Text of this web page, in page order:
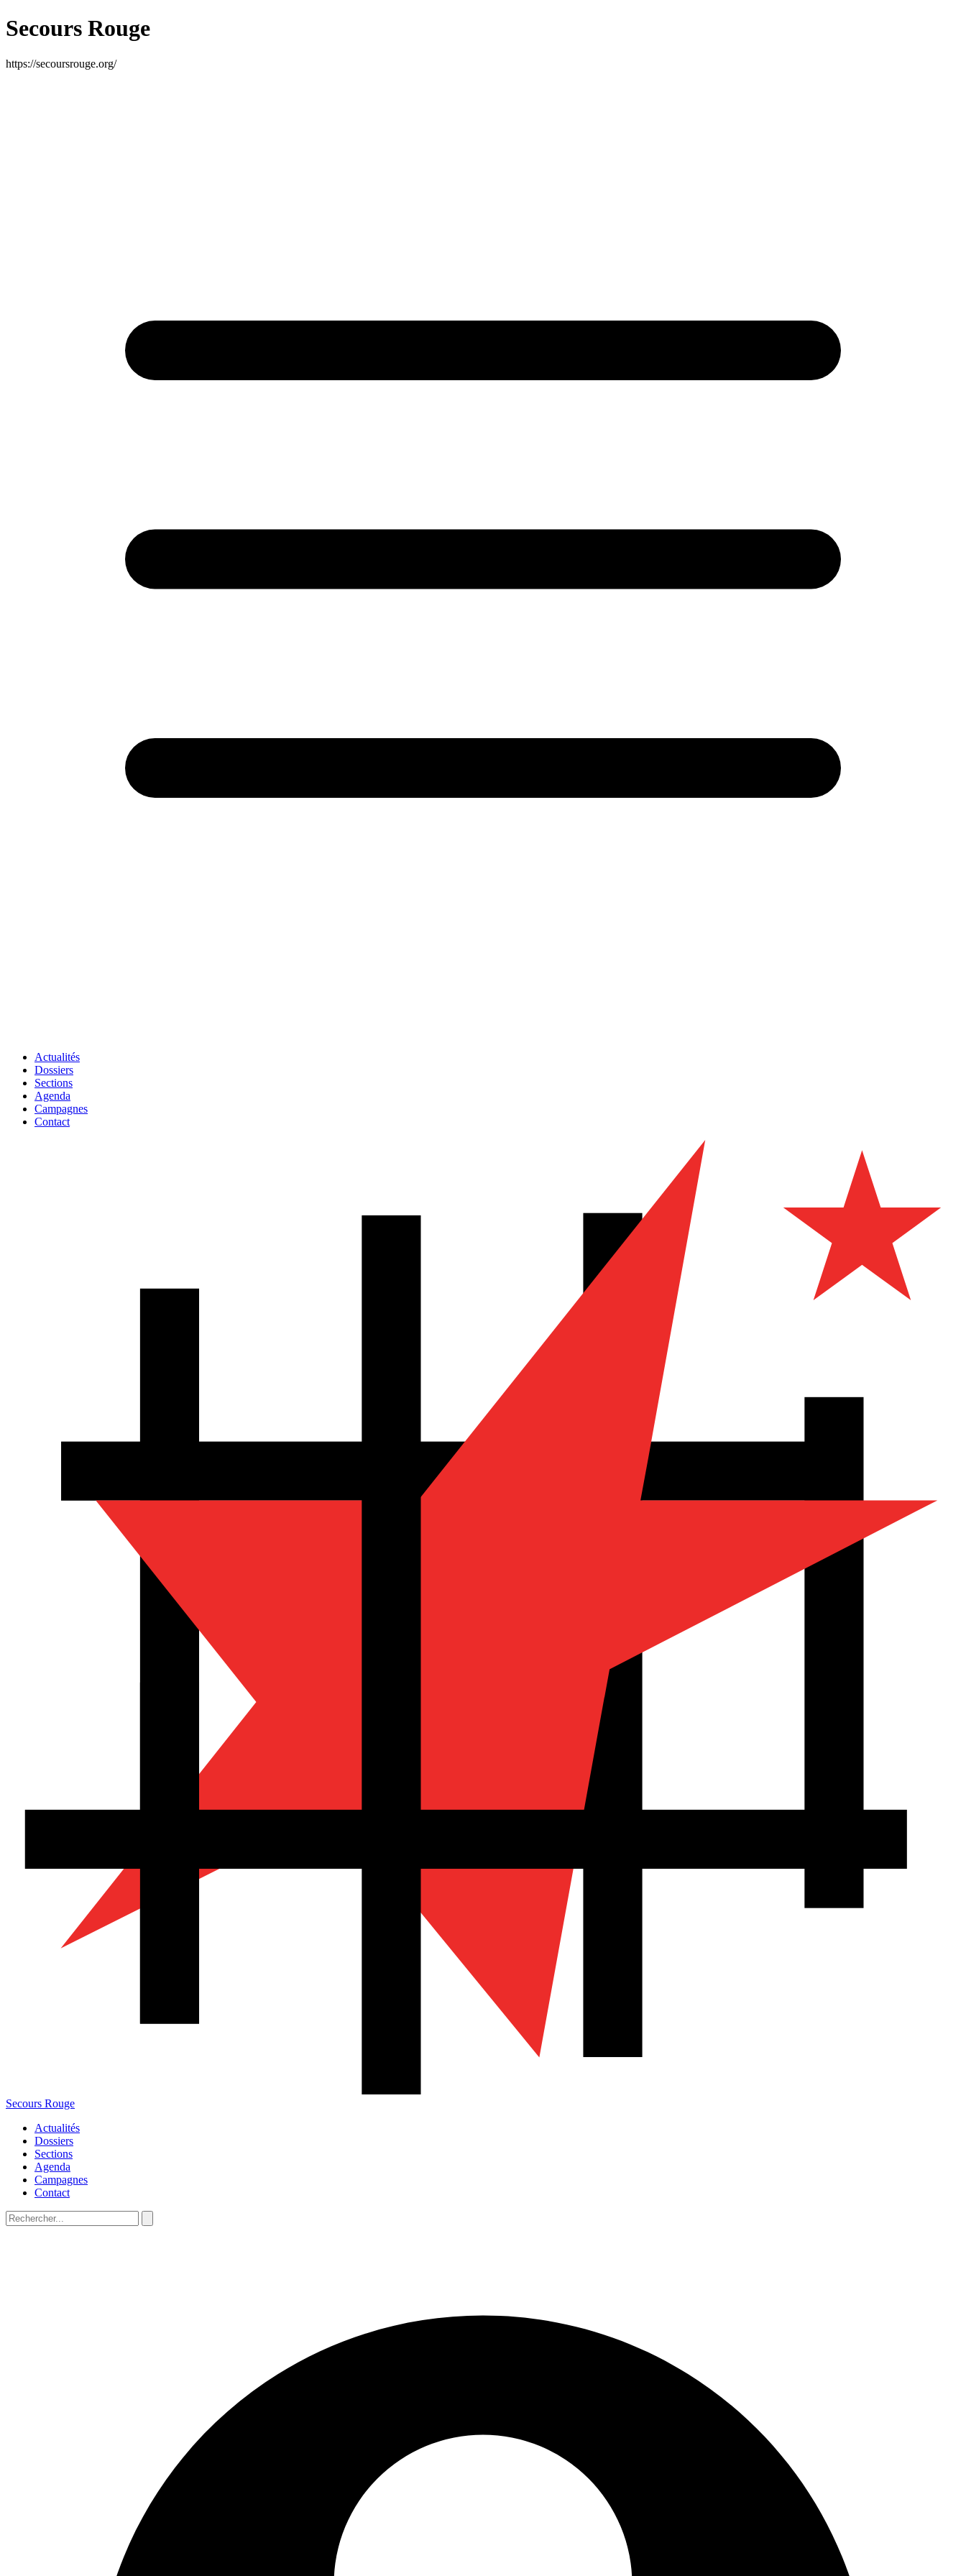
Secours Rouge
https://secoursrouge.org/
Actualités
Dossiers
Sections
Agenda
Campagnes
Contact
Secours Rouge
Actualités
Dossiers
Sections
Agenda
Campagnes
Contact